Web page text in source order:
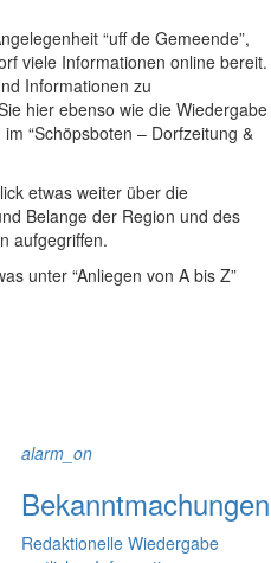
“uff de Gemeende”,
viele Informationen online bereit.
Informationen zu
hier ebenso wie die Wiedergabe
“Schöpsboten – Dorfzeitung &
etwas weiter über die
Belange der Region und des
aufgegriffen.
unter “Anliegen von A bis Z”
alarm_on
Bekanntmachungen
Redaktionelle Wiedergabe